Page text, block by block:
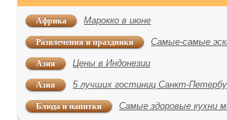
Африка Марокко в июне
Развлечения и праздники Самые-самые
Азия Цены в Индонезии
Азия 5 лучших гостиниц Санкт-
Блюда и напитки Самые здоровые кухни